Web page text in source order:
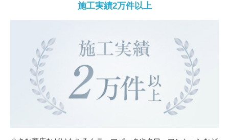
施工実績2万件以上